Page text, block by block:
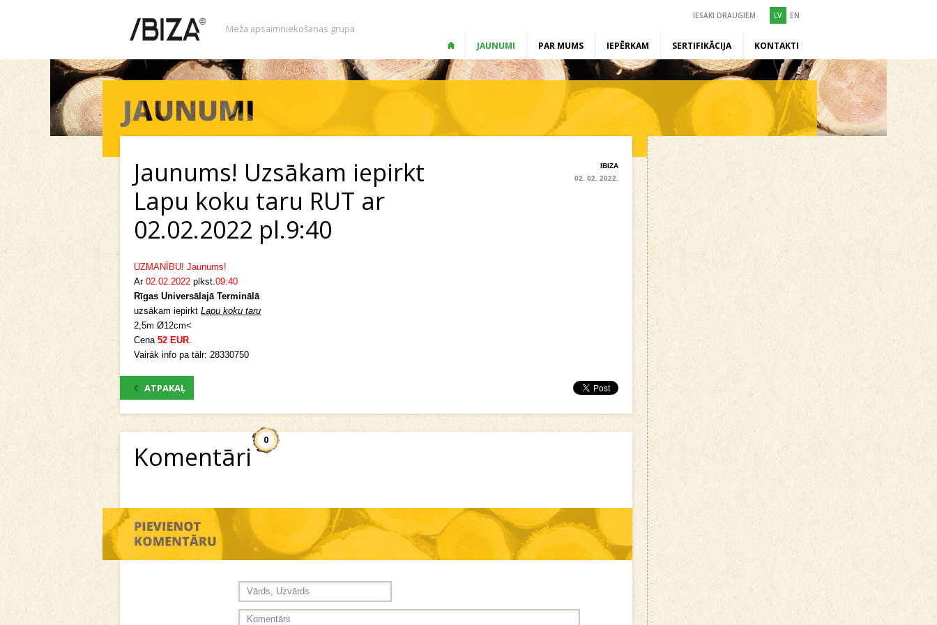
Meža apsaimniekošanas grupa
IESAKI DRAUGIEM LV EN
JAUNUMI PAR MUMS IEPĒRKAM SERTIFIKĀCIJA KONTAKTI
IBIZA
02. 02. 2022.
Jaunums! Uzsākam iepirkt
Lapu koku taru RUT ar
02.02.2022 pl.9:40
UZMANĪBU! Jaunums!
Ar 02.02.2022 plkst.09:40
Rīgas Universālajā Terminālā
uzsākam iepirkt Lapu koku taru
2,5m Ø12cm<
Cena 52 EUR.
Vairāk info pa tālr: 28330750
ATPAKAĻ
Komentāri
0